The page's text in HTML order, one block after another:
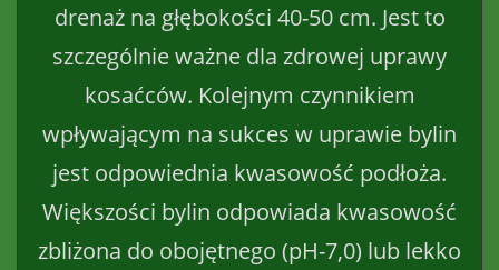
drenaż na głębokości 40-50 cm. Jest to
szczególnie ważne dla zdrowej uprawy
kosaćców. Kolejnym czynnikiem
wpływającym na sukces w uprawie bylin
jest odpowiednia kwasowość podłoża.
Większości bylin odpowiada kwasowość
zbliżona do obojętnego (pH-7,0) lub lekko